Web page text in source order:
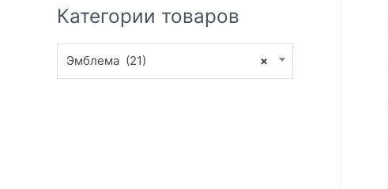
Категории товаров
×
Эмблема (21)